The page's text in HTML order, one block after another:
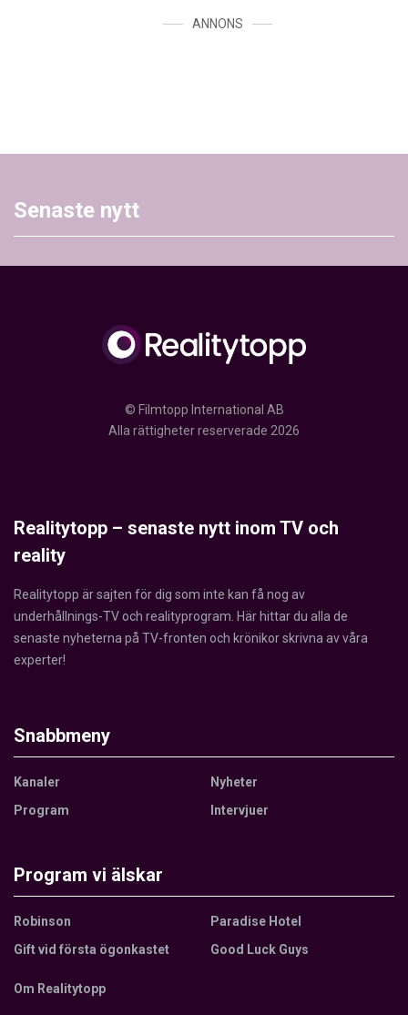
ANNONS
Senaste nytt
© Filmtopp International AB
Alla rättigheter reserverade 2026
Realitytopp – senaste nytt inom TV och
reality
Realitytopp är sajten för dig som inte kan få nog av
underhållnings-TV och realityprogram. Här hittar du alla de
senaste nyheterna på TV-fronten och krönikor skrivna av våra
experter!
Snabbmeny
Kanaler
Program
Nyheter
Intervjuer
Program vi älskar
Robinson
Gift vid första ögonkastet
Paradise Hotel
Good Luck Guys
Om Realitytopp